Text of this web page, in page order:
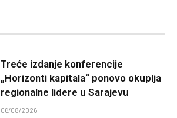
Treće izdanje konferencije
„Horizonti kapitala“ ponovo okuplja
regionalne lidere u Sarajevu
06/08/2026